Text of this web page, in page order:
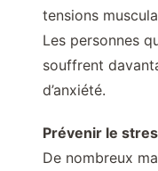
tensions
Les personnes
souffrent
d’anxiété.
Prévenir le
De nombreux